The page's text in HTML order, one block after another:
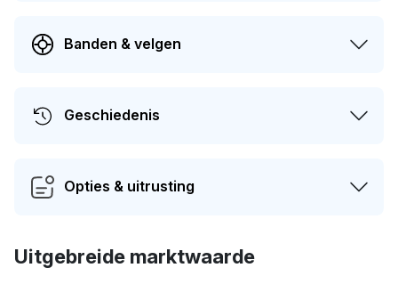
Banden & velgen
Geschiedenis
Opties & uitrusting
Uitgebreide marktwaarde